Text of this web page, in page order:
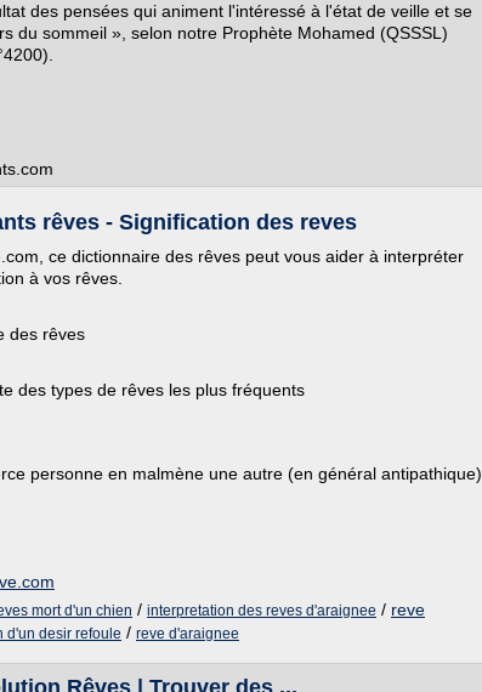
des pensées qui animent l'intéressé à l'état de veille et se
du sommeil », selon notre Prophète Mohamed (QSSSL)
rêves - Signification des reves
ce dictionnaire des rêves peut vous aider à interpréter
à vos rêves.
des rêves
des types de rêves les plus fréquents
personne en malmène une autre (en général antipathique)
mort d'un chien / interpretation des reves d'araignee / reve
d'un desir refoule / reve d'araignee
Rêves | Trouver des ...